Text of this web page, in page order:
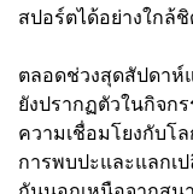
สปอร์ตได้อย่างใกล้
ตลอดช่วงสุดสัปดาห์
ยังปรากฏตัวในกิจก
ความเชื่อมโยงกับโ
การพบปะและแลกเ
กันนอกเหนือจากสน